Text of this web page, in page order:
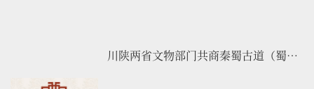
川陕两省文物部门共商秦蜀古道（蜀道）“申遗”